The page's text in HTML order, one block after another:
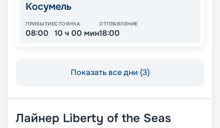
Косумель
ПРИБЫТИЕ
08:00
СТОЯНКА
10 ч 00 мин
ОТПРАВЛЕНИЕ
18:00
Показать все дни (3)
Лайнер Liberty of the Seas